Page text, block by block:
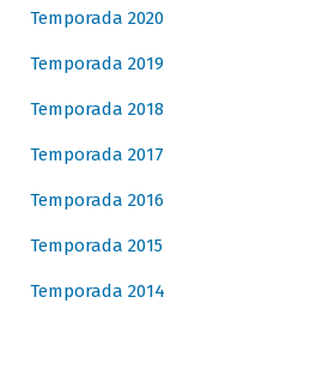
Temporada 2020
Temporada 2019
Temporada 2018
Temporada 2017
Temporada 2016
Temporada 2015
Temporada 2014